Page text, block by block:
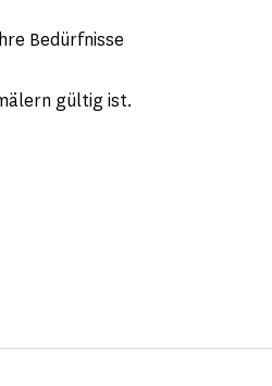
Bedürfnisse
gültig ist.